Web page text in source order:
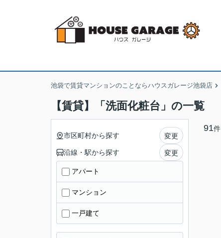
池袋で賃貸マンションのことならハウスガレージ池袋店
【賃貸】「洗面化粧台」の一覧
91件
市区町村から探す 変更
沿線・駅から探す 変更
アパート
マンション
一戸建て